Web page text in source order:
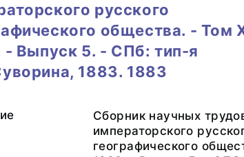
русского
общества. - Том
- Выпуск 5. - СПб: тип-я
1883. 1883
Сборник научных
императорского
географического